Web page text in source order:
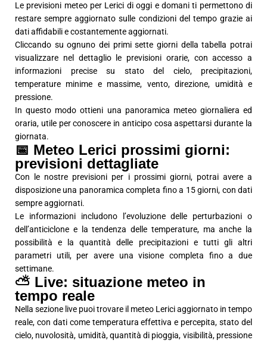
Le previsioni meteo per Lerici di oggi e domani ti permettono di
restare sempre aggiornato sulle condizioni del tempo grazie ai
dati affidabili e costantemente aggiornati.
Cliccando su ognuno dei primi sette giorni della tabella potrai
visualizzare nel dettaglio le previsioni orarie, con accesso a
informazioni precise su stato del cielo, precipitazioni,
temperature minime e massime, vento, direzione, umidità e
pressione.
In questo modo ottieni una panoramica meteo giornaliera ed
oraria, utile per conoscere in anticipo cosa aspettarsi durante la
giornata.
📅 Meteo Lerici prossimi giorni:
previsioni dettagliate
Con le nostre previsioni per i prossimi giorni, potrai avere a
disposizione una panoramica completa fino a 15 giorni, con dati
sempre aggiornati.
Le informazioni includono l’evoluzione delle perturbazioni o
dell’anticiclone e la tendenza delle temperature, ma anche la
possibilità e la quantità delle precipitazioni e tutti gli altri
parametri utili, per avere una visione completa fino a due
settimane.
⛅ Live: situazione meteo in
tempo reale
Nella sezione live puoi trovare il meteo Lerici aggiornato in tempo
reale, con dati come temperatura effettiva e percepita, stato del
cielo, nuvolosità, umidità, quantità di pioggia, visibilità, pressione